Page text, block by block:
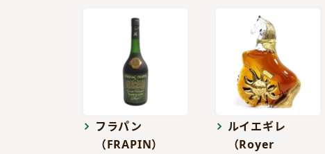
フラパン
（FRAPIN）
ルイエギレ
（Royer